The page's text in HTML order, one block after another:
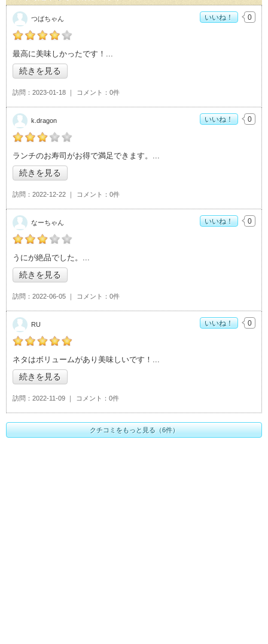
の「寿司処やぐら 本店」おすすめ度：
最高に美味しかったです！
続きを見る
訪問 2023-01-18 コメント 0件
つばちゃん いいね！ 0
の「寿司処やぐら 本店」おすすめ度：
ランチのお寿司がお得で満足できます。
続きを見る
訪問 2022-12-22 コメント 0件
k.dragon いいね！ 0
の「寿司処やぐら 本店」おすすめ度：
うにが絶品でした。
続きを見る
訪問 2022-06-05 コメント 0件
なーちゃん いいね！ 0
の「寿司処やぐら 本店」おすすめ度：
ネタはボリュームがあり美味しいです！
続きを見る
訪問 2022-11-09 コメント 0件
RU いいね！ 0
クチコミをもっと見る（6件）